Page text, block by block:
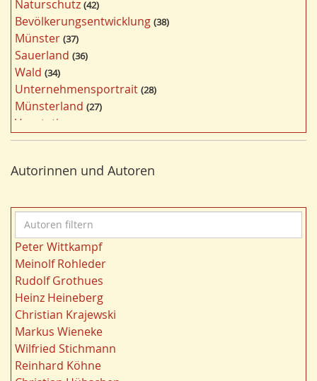
r
t
e
r
f
i
l
t
e
r
n
Naturschutz 42
Bevölkerungsentwicklung 38
Münster 37
Sauerland 36
Wald 34
Unternehmensportrait 28
Münsterland 27
Vegetation
Nordrhein-Westfalen 25
Bildung 24
Kultur 22
Kulturlandschaft
Wohnen 21
Gewässer 21
Ruhrgebiet 20
Migration/Wanderung
Strukturwandel 20
Städtebau 20
Wahl 20
Ländliche Entwicklung
Landschaft 19
Autorinnen und Autoren
u
t
o
r
e
n
f
i
l
Peter Wittkampf
Meinolf Rohleder
Rudolf Grothues
Heinz Heineberg
Christian Krajewski
Markus Wieneke
Wilfried Stichmann
Reinhard Köhne